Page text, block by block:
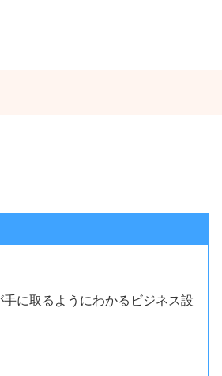
に取るようにわかるビジネス設